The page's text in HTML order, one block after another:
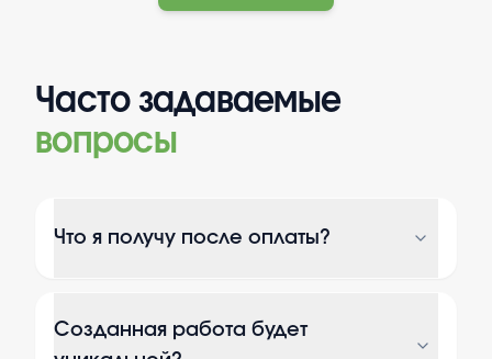
Часто задаваемые
вопросы
Что я получу после оплаты?
Созданная работа будет